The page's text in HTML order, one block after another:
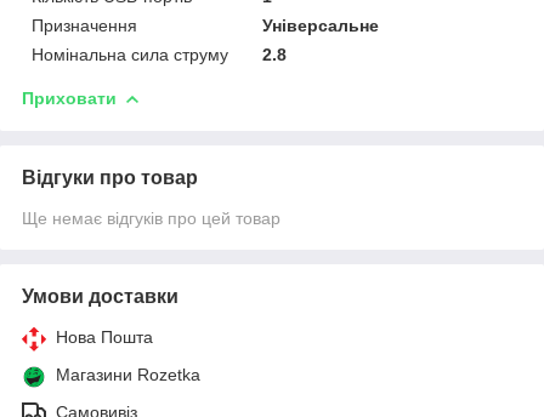
Призначення
Універсальне
Номінальна сила струму
2.8
Приховати
Відгуки про товар
Ще немає відгуків про цей товар
Умови доставки
Нова Пошта
Магазини Rozetka
Самовивіз